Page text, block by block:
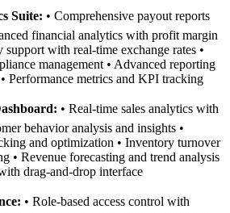
Suite: • Comprehensive payout reports
financial analytics with profit margin
with real-time exchange rates •
management • Advanced reporting
Performance metrics and KPI tracking
• Real-time sales analytics with
behavior analysis and insights •
and optimization • Inventory turnover
• Revenue forecasting and trend analysis
drag-and-drop interface
• Role-based access control with